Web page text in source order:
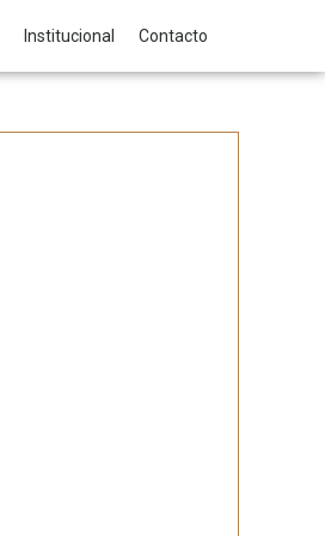
Institucional Contacto